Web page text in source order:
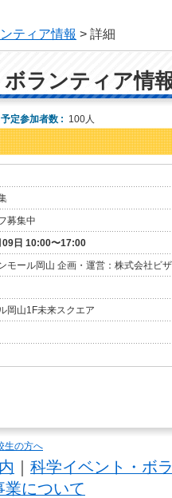
ティア情報 > 詳細
ランティア情
予定参加者数 : 100人
募集中
日 10:00〜17:00
モール岡山 企画・運営：株式会社ビ
岡山1F未来スクエア
生の方へ
科学イベント・ボ
業について